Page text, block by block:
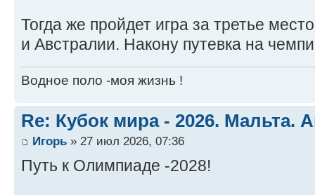
Тогда же пройдет игра за третье
и Австралии. Накону путевка на
Водное поло -моя жизнь !
Re: Кубок мира - 2026. Мальта.
Игорь » 27 июл 2026, 07:36
Путь к Олимпиаде -2028!